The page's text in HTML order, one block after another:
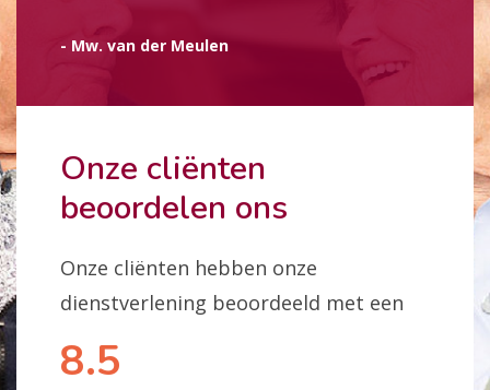
Onze cliënten
beoordelen ons
Onze cliënten hebben onze
dienstverlening beoordeeld met een
8.5
- Mw. van der Meulen